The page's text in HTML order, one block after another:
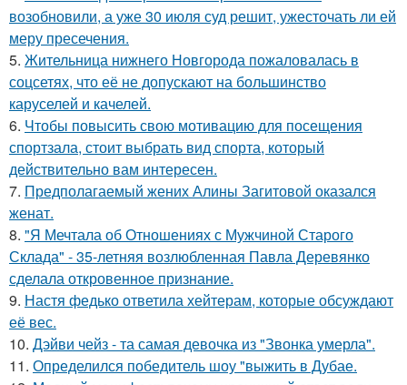
возобновили, а уже 30 июля суд решит, ужесточать ли ей
меру пресечения.
5. Жительница нижнего Новгорода пожаловалась в
соцсетях, что её не допускают на большинство
каруселей и качелей.
6. Чтобы повысить свою мотивацию для посещения
спортзала, стоит выбрать вид спорта, который
действительно вам интересен.
7. Предполагаемый жених Алины Загитовой оказался
женат.
8. "Я Мечтала об Отношениях с Мужчиной Старого
Склада" - 35-летняя возлюбленная Павла Деревянко
сделала откровенное признание.
9. Настя федько ответила хейтерам, которые обсуждают
её вес.
10. Дэйви чейз - та самая девочка из "Звонка умерла".
11. Определился победитель шоу "выжить в Дубае.